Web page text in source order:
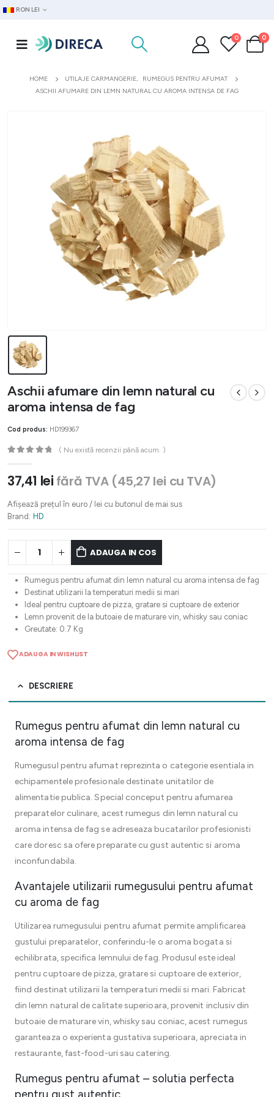
RON LEI
0 0
HOME UTILAJE CARMANGERIE,
RUMEGUS PENTRU AFUMAT
ASCHII AFUMARE DIN LEMN NATURAL CU AROMA INTENSA DE FAG
Aschii afumare din lemn natural cu
aroma intensa de fag
Cod produs: HD199367
( Nu există recenzii până acum. )
37,41 lei fără TVA (45,27 lei cu TVA)
Afișează prețul în euro / lei cu butonul de mai sus
Brand: HD
ADAUGA IN COS
Rumegus pentru afumat din lemn natural cu aroma intensa de fag
Destinat utilizarii la temperaturi medii si mari
Ideal pentru cuptoare de pizza, gratare si cuptoare de exterior
Lemn provenit de la butoaie de maturare vin, whisky sau coniac
Greutate: 0.7 Kg
ADAUGA IN WISHLIST
DESCRIERE
Rumegus pentru afumat din lemn natural cu
aroma intensa de fag
Rumegusul pentru afumat reprezinta o categorie esentiala in
echipamentele profesionale destinate unitatilor de
alimentatie publica. Special conceput pentru afumarea
preparatelor culinare, acest rumegus din lemn natural cu
aroma intensa de fag se adreseaza bucatarilor profesionisti
care doresc sa ofere preparate cu gust autentic si aroma
inconfundabila.
Avantajele utilizarii rumegusului pentru afumat
cu aroma de fag
Utilizarea rumegusului pentru afumat permite amplificarea
gustului preparatelor, conferindu-le o aroma bogata si
echilibrata, specifica lemnului de fag. Produsul este ideal
pentru cuptoare de pizza, gratare si cuptoare de exterior,
fiind destinat utilizarii la temperaturi medii si mari. Fabricat
din lemn natural de calitate superioara, provenit inclusiv din
butoaie de maturare vin, whisky sau coniac, acest rumegus
garanteaza o experienta gustativa superioara, apreciata in
restaurante, fast-food-uri sau catering.
Rumegus pentru afumat – solutia perfecta